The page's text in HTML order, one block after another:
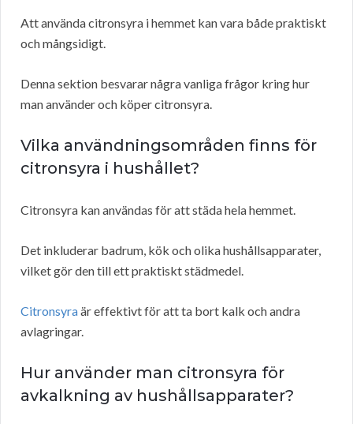
Att använda citronsyra i hemmet kan vara både praktiskt
och mångsidigt.
Denna sektion besvarar några vanliga frågor kring hur
man använder och köper citronsyra.
Vilka användningsområden finns för
citronsyra i hushållet?
Citronsyra kan användas för att städa hela hemmet.
Det inkluderar badrum, kök och olika hushållsapparater,
vilket gör den till ett praktiskt städmedel.
Citronsyraär effektivt för att ta bort kalk och andra
avlagringar.
Hur använder man citronsyra för
avkalkning av hushållsapparater?